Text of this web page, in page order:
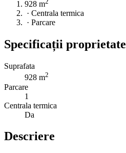
928 m
· Centrala termica
· Parcare
Specificații proprietate
Suprafata
928 m2
Parcare
1
Centrala termica
Da
Descriere